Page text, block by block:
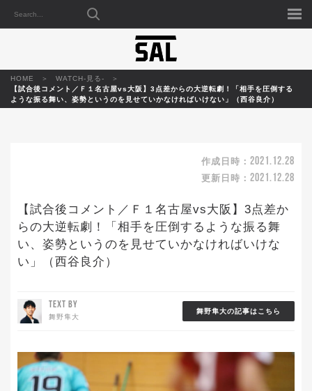
HOME
WATCH-見る-
【試合後コメント／Ｆ１名古屋vs大阪】3点差からの大逆転劇！「相手を圧倒する
ような振る舞い、姿勢というのを見せていかなければいけない」（西谷良介）
作成日時： 2021.12.28
更新日時： 2021.12.28
【試合後コメント／Ｆ１名古屋vs大阪】3点差か
らの大逆転劇！「相手を圧倒するような振る舞
い、姿勢というのを見せていかなければいけな
い」（西谷良介）
TEXT BY
舞野隼大
舞野隼大の記事はこちら